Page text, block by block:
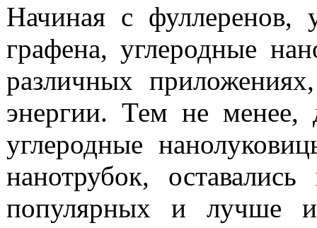
Начиная с фуллеренов,
графена, углеродные
различных
энергии. Тем не менее,
углеродные нано
нанотрубок, оставались
популярных и
лучше